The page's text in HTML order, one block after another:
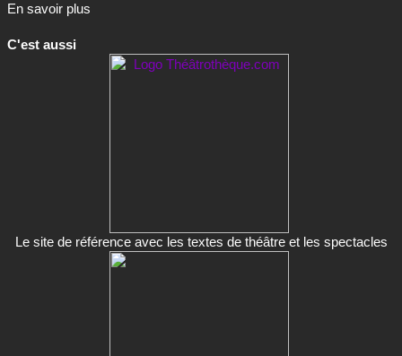
En savoir plus
C'est aussi
Le site de référence avec les textes de théâtre et les spectacles